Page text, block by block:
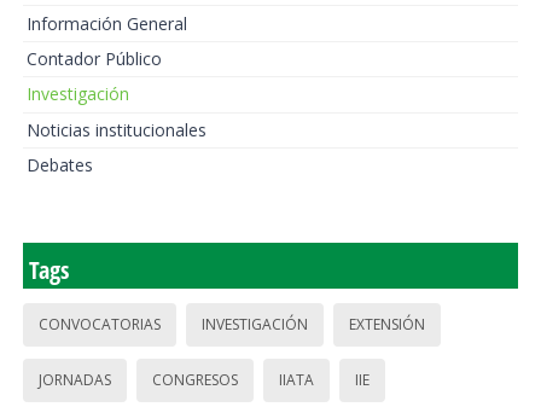
Información General
Contador Público
Investigación
Noticias institucionales
Debates
Tags
CONVOCATORIAS INVESTIGACIÓN EXTENSIÓN
JORNADAS CONGRESOS IIATA IIE